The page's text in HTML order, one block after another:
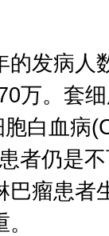
发病人
万。套
白血病
者仍是
巴瘤患者